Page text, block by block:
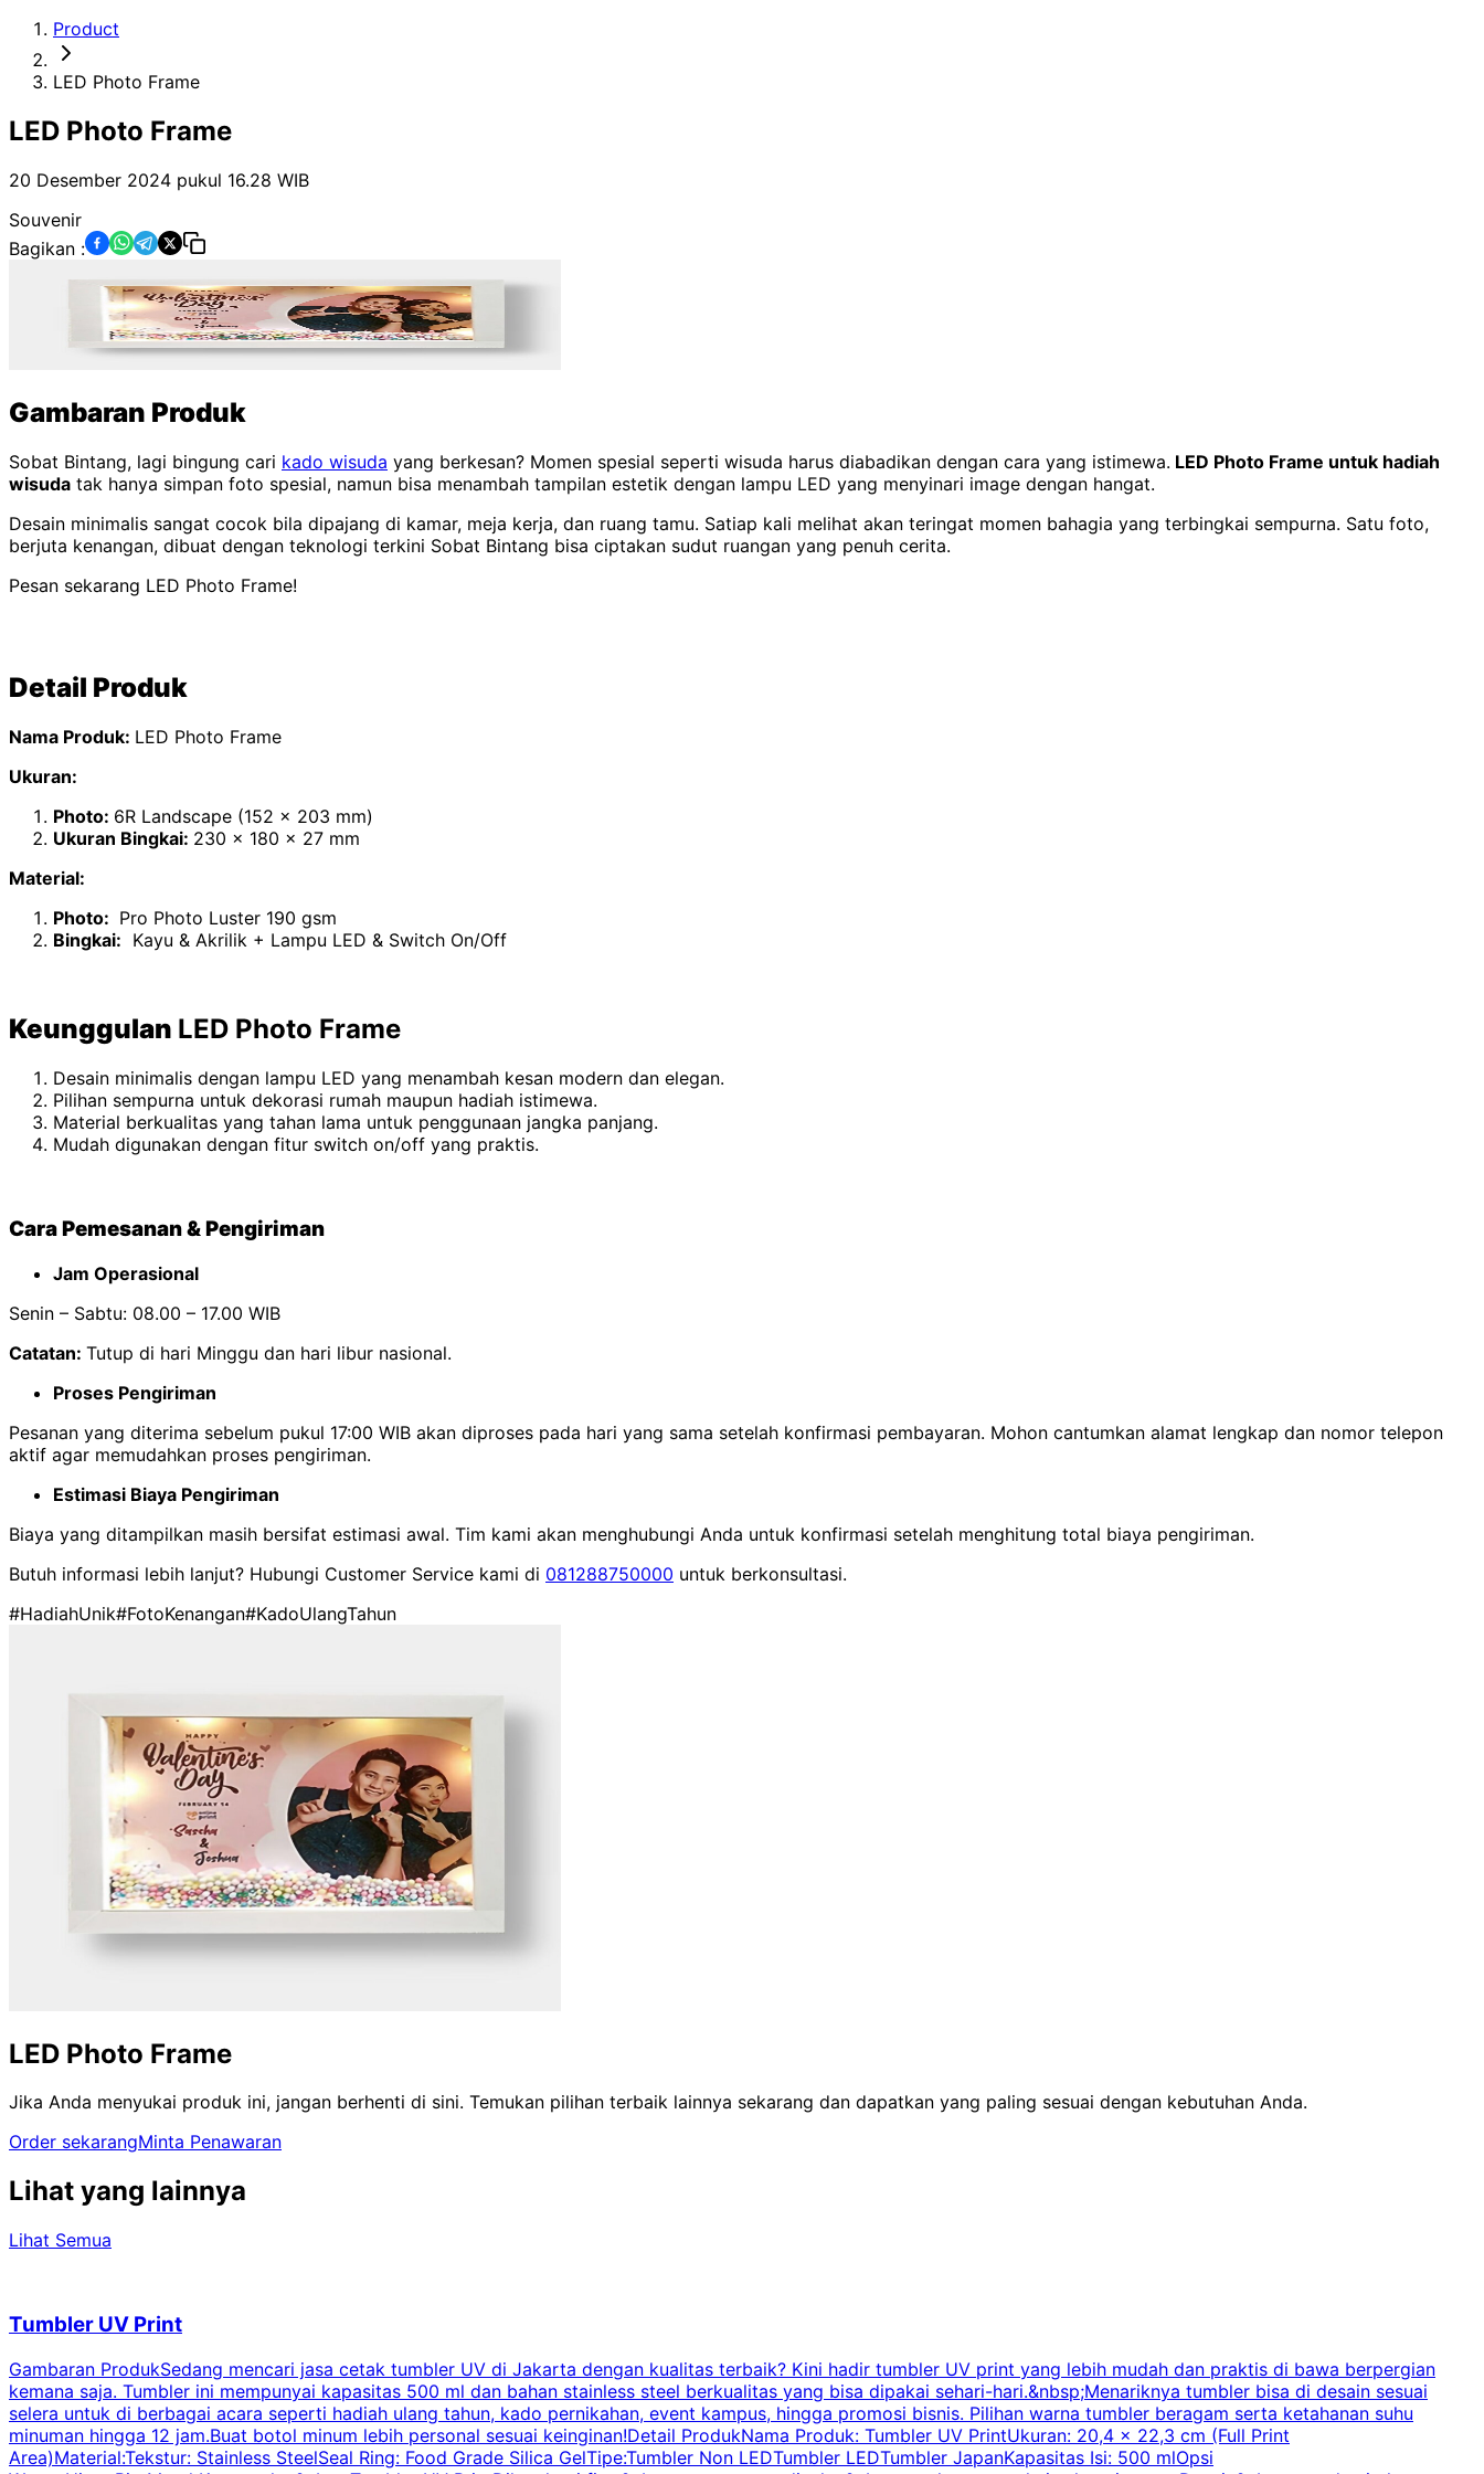
Product
LED Photo Frame
LED Photo Frame
20 Desember 2024 pukul 16.28 WIB
Souvenir
Bagikan :
Gambaran Produk
Sobat Bintang, lagi bingung cari kado wisuda yang berkesan? Momen spesial seperti wisuda harus diabadikan dengan cara yang istimewa. LED Photo Frame untuk hadiah
wisuda tak hanya simpan foto spesial, namun bisa menambah tampilan estetik dengan lampu LED yang menyinari image dengan hangat.
Desain minimalis sangat cocok bila dipajang di kamar, meja kerja, dan ruang tamu. Satiap kali melihat akan teringat momen bahagia yang terbingkai sempurna. Satu foto,
berjuta kenangan, dibuat dengan teknologi terkini Sobat Bintang bisa ciptakan sudut ruangan yang penuh cerita.
Pesan sekarang LED Photo Frame!
Detail Produk
Nama Produk: LED Photo Frame
Ukuran:
Photo: 6R Landscape (152 x 203 mm)
Ukuran Bingkai: 230 x 180 x 27 mm
Material:
Photo: Pro Photo Luster 190 gsm
Bingkai: Kayu & Akrilik + Lampu LED & Switch On/Off
Keunggulan LED Photo Frame
Desain minimalis dengan lampu LED yang menambah kesan modern dan elegan.
Pilihan sempurna untuk dekorasi rumah maupun hadiah istimewa.
Material berkualitas yang tahan lama untuk penggunaan jangka panjang.
Mudah digunakan dengan fitur switch on/off yang praktis.
Cara Pemesanan & Pengiriman
Jam Operasional
Senin – Sabtu: 08.00 – 17.00 WIB
Catatan: Tutup di hari Minggu dan hari libur nasional.
Proses Pengiriman
Pesanan yang diterima sebelum pukul 17:00 WIB akan diproses pada hari yang sama setelah konfirmasi pembayaran. Mohon cantumkan alamat lengkap dan nomor telepon
aktif agar memudahkan proses pengiriman.
Estimasi Biaya Pengiriman
Biaya yang ditampilkan masih bersifat estimasi awal. Tim kami akan menghubungi Anda untuk konfirmasi setelah menghitung total biaya pengiriman.
Butuh informasi lebih lanjut? Hubungi Customer Service kami di 081288750000 untuk berkonsultasi.
#HadiahUnik#FotoKenangan#KadoUlangTahun
LED Photo Frame
Jika Anda menyukai produk ini, jangan berhenti di sini. Temukan pilihan terbaik lainnya sekarang dan dapatkan yang paling sesuai dengan kebutuhan Anda.
Order sekarangMinta Penawaran
Lihat yang lainnya
Lihat Semua
Tumbler UV Print
Gambaran ProdukSedang mencari jasa cetak tumbler UV di Jakarta dengan kualitas terbaik? Kini hadir tumbler UV print yang lebih mudah dan praktis di bawa berpergian
kemana saja. Tumbler ini mempunyai kapasitas 500 ml dan bahan stainless steel berkualitas yang bisa dipakai sehari-hari.&nbsp;Menariknya tumbler bisa di desain sesuai
selera untuk di berbagai acara seperti hadiah ulang tahun, kado pernikahan, event kampus, hingga promosi bisnis. Pilihan warna tumbler beragam serta ketahanan suhu
minuman hingga 12 jam.Buat botol minum lebih personal sesuai keinginan!Detail ProdukNama Produk: Tumbler UV PrintUkuran: 20,4 x 22,3 cm (Full Print
Area)Material:Tekstur: Stainless SteelSeal Ring: Food Grade Silica GelTipe:Tumbler Non LEDTumbler LEDTumbler JapanKapasitas Isi: 500 mlOpsi